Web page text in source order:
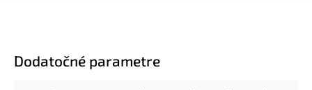
Dodatočné parametre